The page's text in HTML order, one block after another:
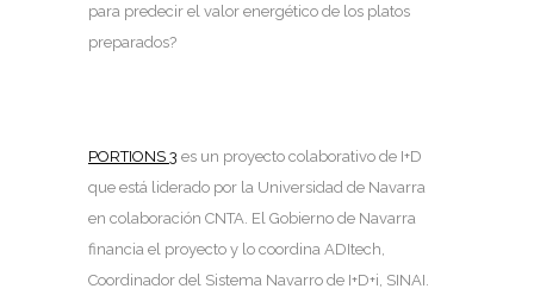
para predecir el valor energético de los platos
preparados?
PORTIONS 3 es un proyecto colaborativo de I+D
que está liderado por la Universidad de Navarra
en colaboración CNTA. El Gobierno de Navarra
financia el proyecto y lo coordina ADItech,
Coordinador del Sistema Navarro de I+D+i, SINAI.